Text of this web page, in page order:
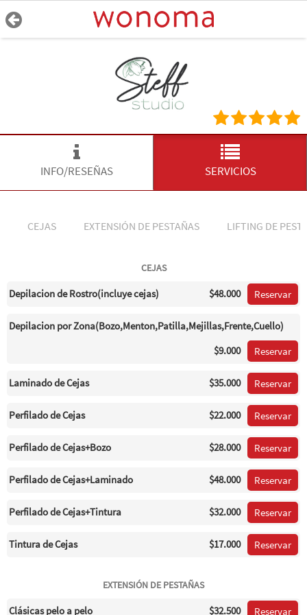
INFO/RESEÑAS SERVICIOS
CEJAS EXTENSIÓN DE PESTAÑAS LIFTING DE
CEJAS
Depilacion de Rostro(incluye cejas) $48.000 Reservar
Depilacion por Zona(Bozo,Menton,Patilla,Mejillas,Frente,Cuello)
$9.000
Reservar
Laminado de Cejas $35.000 Reservar
Perfilado de Cejas $22.000 Reservar
Perfilado de Cejas+Bozo $28.000 Reservar
Perfilado de Cejas+Laminado $48.000 Reservar
Perfilado de Cejas+Tintura $32.000 Reservar
Tintura de Cejas $17.000 Reservar
EXTENSIÓN DE PESTAÑAS
Clásicas pelo a pelo $32.500 Reservar